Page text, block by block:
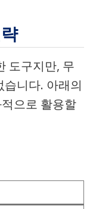
도구지만, 무
니다. 아래의
으로 활용할